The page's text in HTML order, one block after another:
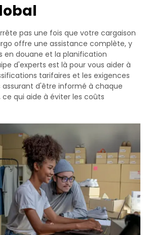
pas une fois que votre cargaison
offre une assistance complète, y
en douane et la planification
d'experts est là pour vous aider à
tarifaires et les exigences
d'être informé à chaque
qui aide à éviter les coûts